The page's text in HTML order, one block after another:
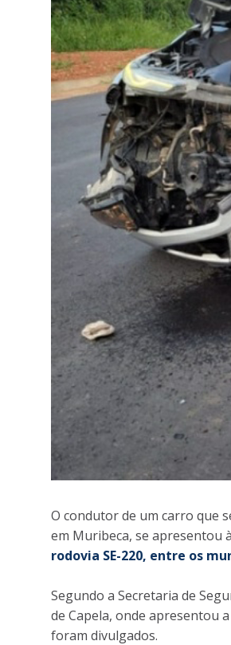
O condutor de um carro que
em Muribeca, se apresentou
rodovia SE-220, entre os
Segundo a Secretaria de
de Capela, onde apresentou
foram divulgados.